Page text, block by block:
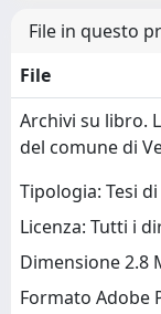
File in questo
File
Archivi su libro.
del comune di
Tipologia: Tesi
Licenza: Tutti i
Dimensione 2.8
Formato Adobe